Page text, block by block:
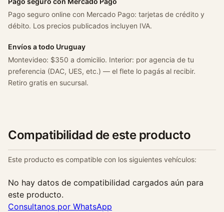
Pago seguro online con Mercado Pago: tarjetas de crédito y
débito. Los precios publicados incluyen IVA.
Envíos a todo Uruguay
Montevideo: $350 a domicilio. Interior: por agencia de tu
preferencia (DAC, UES, etc.) — el flete lo pagás al recibir.
Retiro gratis en sucursal.
Compatibilidad de este producto
Este producto es compatible con los siguientes vehículos:
No hay datos de compatibilidad cargados aún para
este producto.
Consultanos por WhatsApp